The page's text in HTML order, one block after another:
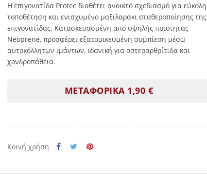
Η επιγονατίδα Protec διαθέτει ανοικτό σχεδιασμό για εύκολη
τοποθέτηση και ενισχυμένο μαξιλαράκι σταθεροποίησης της
επιγονατίδας. Κατασκευασμένη από υψηλής ποιότητας
Neoprene, προσφέρει εξατομικευμένη συμπίεση μέσω
αυτοκόλλητων ιμάντων, ιδανική για οστεοαρθρίτιδα και
χονδροπάθεια.
ΜΕΤΑΦΟΡΙΚΑ 1,90 €
Κοινή χρήση